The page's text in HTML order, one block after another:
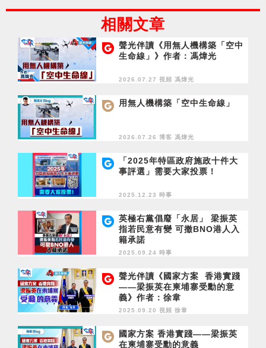
相關文章
聲光伴讀《用無人機構築「空中
生命線」》作者：馮煒光
2026.07.27 視頻 馮煒光
用無人機構築「空中生命線」
2026.07.26 博客 馮煒光
「2025年特區政府施政十件大
事評選」需要大家投票！
2025.12.23 時事
英極右黨倡廢「永居」 梁振英
指若民意有變 可撤BNO港人入
籍承諾
2025.09.24 時事
聲光伴讀《國家方案 香港實踐
——梁振英在柬埔寨受勳的意
義》作者：徐韋
2025.09.20 視頻 徐韋
國家方案 香港實踐——梁振英
在柬埔寨受勳的意義